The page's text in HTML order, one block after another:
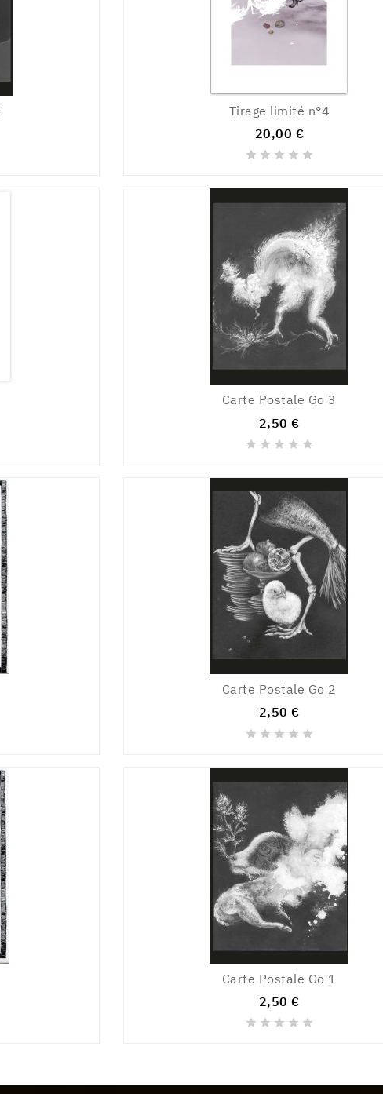
Tirage limité n°4
20,00 €
    
Carte Postale Go 3
2,50 €
    
Carte Postale Go 2
2,50 €
    
Carte Postale Go 1
2,50 €
    